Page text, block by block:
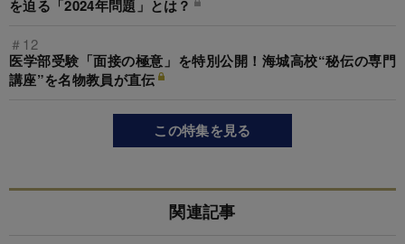
を迫る「2024年問題」とは？
＃12
医学部受験「面接の極意」を特別公開！海城高校“秘伝の専門
講座”を名物教員が直伝
この特集を見る
関連記事